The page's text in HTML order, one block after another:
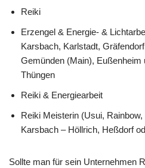
Reiki
Erzengel & Energie- &
Karsbach, Karlstadt,
Gemünden (Main),
Thüngen
Reiki & Energiearbeit
Reiki Meisterin (Usui,
Karsbach – Höllrich, Heßdorf
Sollte man für sein Unternehmen